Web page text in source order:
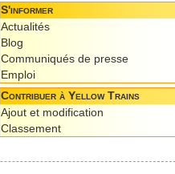
S'informer
Actualités
Blog
Communiqués de presse
Emploi
Contribuer à Yellow Trains
Ajout et modification
Classement